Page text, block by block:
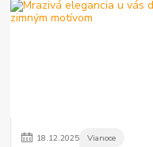
18.12.2025 Vianoce